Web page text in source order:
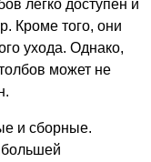
легко доступен и
Кроме того, они
ухода. Однако,
может не
и сборные.